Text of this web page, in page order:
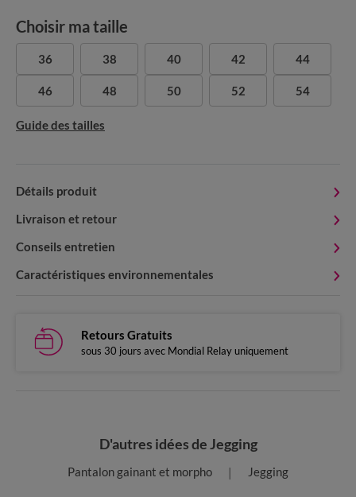
Choisir ma taille
36 38 40 42 44
46 48 50 52 54
Guide des tailles
Détails produit
Livraison et retour
Conseils entretien
Caractéristiques environnementales
Retours Gratuits
sous 30 jours avec Mondial Relay uniquement
D'autres idées de Jegging
Pantalon gainant et morpho Jegging